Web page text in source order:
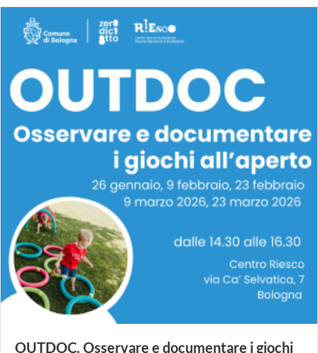
OUTDOC. Osservare e documentare i giochi